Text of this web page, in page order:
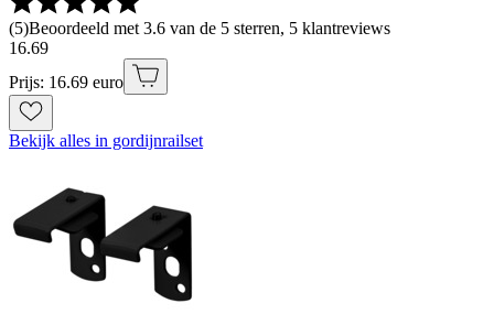
(5)Beoordeeld met 3.6 van de 5 sterren, 5 klantreviews
16.69
Prijs: 16.69 euro
Bekijk alles in gordijnrailset